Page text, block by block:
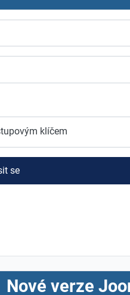
klíčem
se
Nové verze